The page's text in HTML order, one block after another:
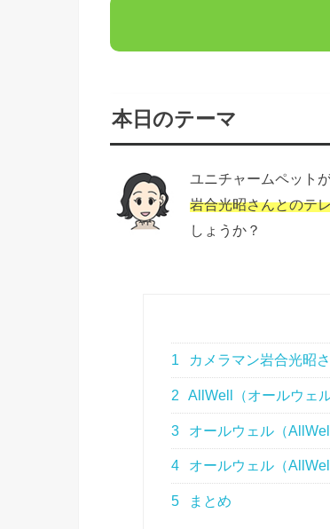
本日のテーマ
ユニチャームペット
岩合光昭さんとのテ
しょうか？
1 カメラマン岩合光昭
2 AllWell（オールウェ
3 オールウェル（
4 オールウェル（
5 まとめ